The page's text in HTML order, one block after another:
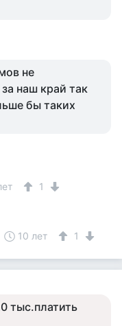
не
наш край так
бы таких
1
10 лет 1
тыс.платить